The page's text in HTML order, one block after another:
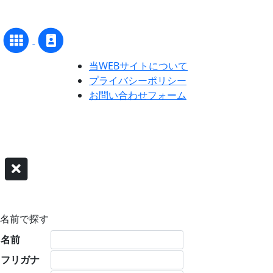
当WEBサイトについて
プライバシーポリシー
お問い合わせフォーム
名前で探す
名前
フリガナ